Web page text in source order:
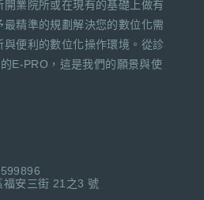
業院所或在現有的基礎上做有
精準的規劃解決您的數位化需
便利的數位化操作環境。從診
E-PRO，這是我們的願景與使
福安三街 21之3 號